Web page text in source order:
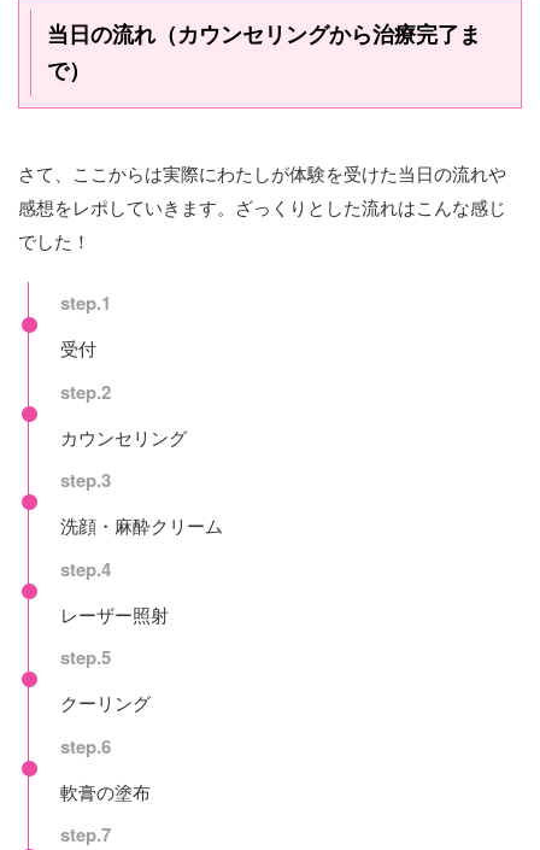
当日の流れ（カウンセリングから治療完了ま
で）
さて、ここからは実際にわたしが体験を受けた当日の流れや
感想をレポしていきます。ざっくりとした流れはこんな感じ
でした！
step.1
受付
step.2
カウンセリング
step.3
洗顔・麻酔クリーム
step.4
レーザー照射
step.5
クーリング
step.6
軟膏の塗布
step.7